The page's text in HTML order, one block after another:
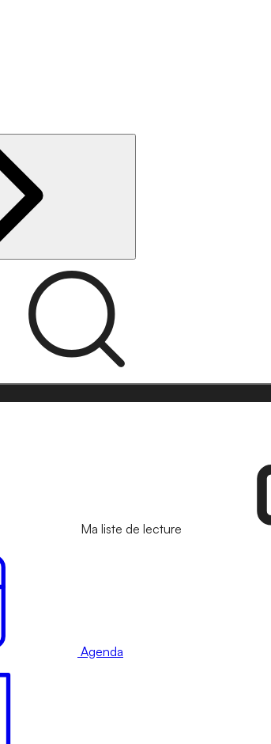
Ma liste de lecture
Agenda